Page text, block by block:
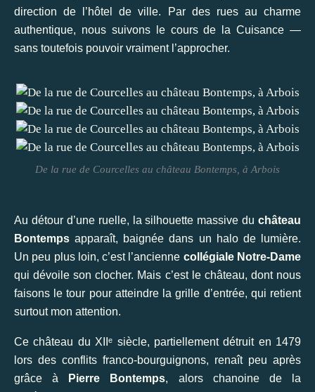
direction de l’hôtel de ville. Par des rues au charme
authentique, nous suivons le cours de la Cuisance —
sans toutefois pouvoir vraiment l’approcher.
De la rue de Courcelles au château Bontemps, à Arbois
Au détour d’une ruelle, la silhouette massive du château
Bontemps apparaît, baignée dans un halo de lumière.
Un peu plus loin, c’est l’ancienne collégiale Notre-Dame
qui dévoile son clocher. Mais c’est le château, dont nous
faisons le tour pour atteindre la grille d’entrée, qui retient
surtout mon attention.
Ce château du XIIᵉ siècle, partiellement détruit en 1479
lors des conflits franco-bourguignons, renaît peu après
grâce à
Pierre Bontemps, alors chanoine de la